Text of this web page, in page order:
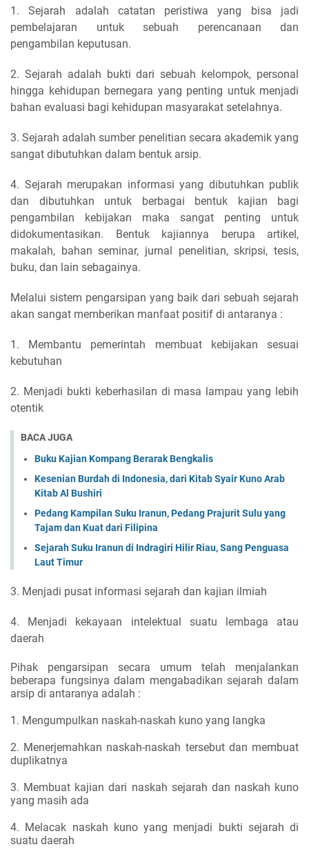
1. Sejarah adalah catatan peristiwa yang bisa jadi
pembelajaran untuk sebuah perencanaan dan
pengambilan keputusan.
2. Sejarah adalah bukti dari sebuah kelompok, personal
hingga kehidupan bernegara yang penting untuk menjadi
bahan evaluasi bagi kehidupan masyarakat setelahnya.
3. Sejarah adalah sumber penelitian secara akademik yang
sangat dibutuhkan dalam bentuk arsip.
4. Sejarah merupakan informasi yang dibutuhkan publik
dan dibutuhkan untuk berbagai bentuk kajian bagi
pengambilan kebijakan maka sangat penting untuk
didokumentasikan. Bentuk kajiannya berupa artikel,
makalah, bahan seminar, jurnal penelitian, skripsi, tesis,
buku, dan lain sebagainya.
Melalui sistem pengarsipan yang baik dari sebuah sejarah
akan sangat memberikan manfaat positif di antaranya :
1. Membantu pemerintah membuat kebijakan sesuai
kebutuhan
2. Menjadi bukti keberhasilan di masa lampau yang lebih
otentik
BACA JUGA
Buku Kajian Kompang Berarak Bengkalis
Kesenian Burdah di Indonesia, dari Kitab Syair Kuno Arab
Kitab Al Bushiri
Pedang Kampilan Suku Iranun, Pedang Prajurit Sulu yang
Tajam dan Kuat dari Filipina
Sejarah Suku Iranun di Indragiri Hilir Riau, Sang Penguasa
Laut Timur
3. Menjadi pusat informasi sejarah dan kajian ilmiah
4. Menjadi kekayaan intelektual suatu lembaga atau
daerah
Pihak pengarsipan secara umum telah menjalankan
beberapa fungsinya dalam mengabadikan sejarah dalam
arsip di antaranya adalah :
1. Mengumpulkan naskah-naskah kuno yang langka
2. Menerjemahkan naskah-naskah tersebut dan membuat
duplikatnya
3. Membuat kajian dari naskah sejarah dan naskah kuno
yang masih ada
4. Melacak naskah kuno yang menjadi bukti sejarah di
suatu daerah